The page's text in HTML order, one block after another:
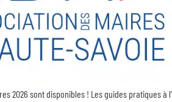
2026 sont disponibles ! Les guides pratiques à